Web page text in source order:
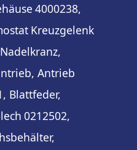
4000238,
Kreuzgelenk
Antrieb
Blattfeder,
0212502,